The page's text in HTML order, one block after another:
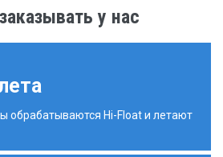
у нас
обрабатываются Hi-Float и летают